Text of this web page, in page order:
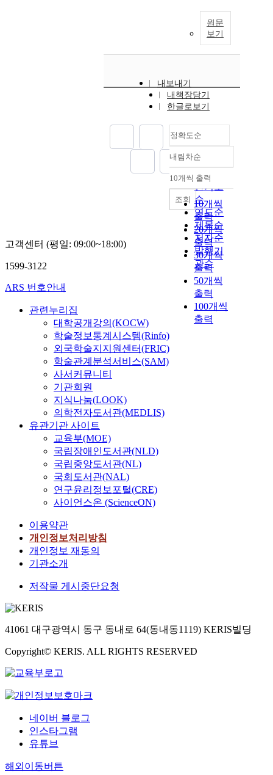
원문
보기
내보내기
내책장담기
한글로보기
정확도순
정확도
순
인기도
순
연도순
제목순
저자순
발행기
관순
내림차순
내림차순
10개씩 출력
10개씩
출력
20개씩
출력
30개씩
출력
50개씩
출력
100개씩
출력
조회
고객센터 (평일: 09:00~18:00)
1599-3122
ARS 번호안내
관련누리집
대학공개강의(KOCW)
학술정보통계시스템(Rinfo)
외국학술지지원센터(FRIC)
학술관계분석서비스(SAM)
사서커뮤니티
기관회원
지식나눔(LOOK)
의학전자도서관(MEDLIS)
유관기관 사이트
교육부(MOE)
국립장애인도서관(NLD)
국립중앙도서관(NL)
국회도서관(NAL)
연구윤리정보포털(CRE)
사이언스온 (ScienceON)
이용약관
개인정보처리방침
개인정보 재동의
기관소개
저작물 게시중단요청
41061 대구광역시 동구 동내로 64(동내동1119) KERIS빌딩
Copyright© KERIS. ALL RIGHTS RESERVED
네이버 블로그
인스타그램
유튜브
해외이동버튼